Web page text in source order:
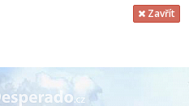
Zavřít